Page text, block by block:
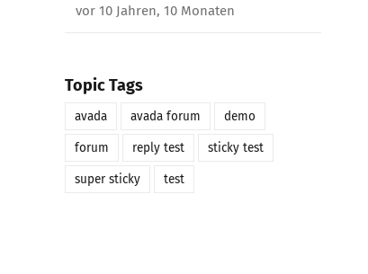
vor 10 Jahren, 10 Monaten
Topic Tags
avada avada forum demo
forum reply test sticky test
super sticky test